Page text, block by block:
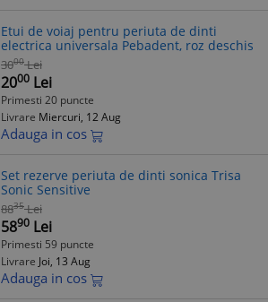
Etui de voiaj pentru periuta de dinti
electrica universala Pebadent, roz deschis
3000 Lei
2000 Lei
Primesti 20 puncte
Livrare Miercuri, 12 Aug
Adauga in cos
Set rezerve periuta de dinti sonica Trisa
Sonic Sensitive
8835 Lei
5890 Lei
Primesti 59 puncte
Livrare Joi, 13 Aug
Adauga in cos